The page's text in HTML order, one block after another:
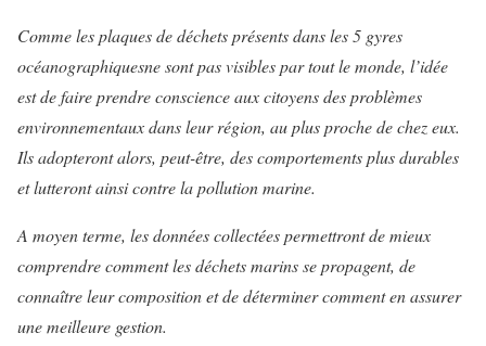
Comme les plaques de déchets présents dans les 5 gyres
océanographiquesne sont pas visibles par tout le monde, l’idée
est de faire prendre conscience aux citoyens des problèmes
environnementaux dans leur région, au plus proche de chez eux.
Ils adopteront alors, peut-être, des comportements plus durables
et lutteront ainsi contre la pollution marine.
A moyen terme, les données collectées permettront de mieux
comprendre comment les déchets marins se propagent, de
connaître leur composition et de déterminer comment en assurer
une meilleure gestion.